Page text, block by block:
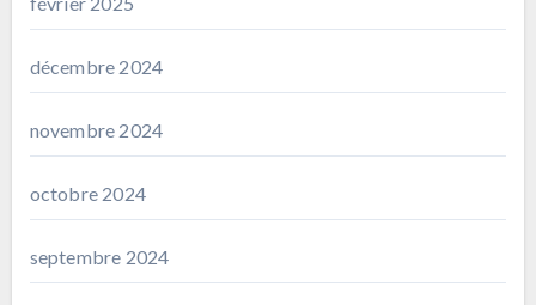
décembre 2024
novembre 2024
octobre 2024
septembre 2024